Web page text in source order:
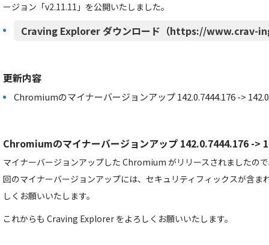
ージョン「v2.11.11」を公開いたしました。
Craving Explorer ダウンロード（https://www.crav-
更新内容
Chromiumのマイナーバージョンアップ 142.0.7444.176 ->
Chromiumのマイナーバージョンアップ 142.0.7444.176 ->
マイナーバージョンアップした Chromium がリリースされましたの
回のマイナーバージョンアップには、セキュリティフィックスが含ま
しくお願いいたします。
これからも Craving Explorer をよろしくお願いいたします。